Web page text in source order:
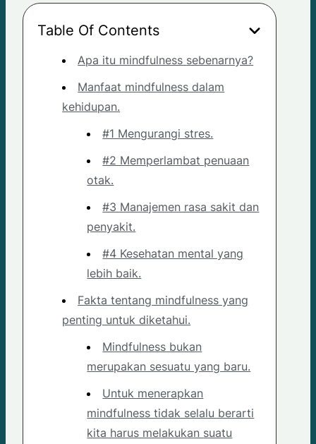
Table Of Contents
Apa itu mindfulness sebenarnya?
Manfaat mindfulness dalam
kehidupan.
#1 Mengurangi stres.
#2 Memperlambat penuaan
otak.
#3 Manajemen rasa sakit dan
penyakit.
#4 Kesehatan mental yang
lebih baik.
Fakta tentang mindfulness yang
penting untuk diketahui.
Mindfulness bukan
merupakan sesuatu yang baru.
Untuk menerapkan
mindfulness tidak selalu berarti
kita harus melakukan suatu